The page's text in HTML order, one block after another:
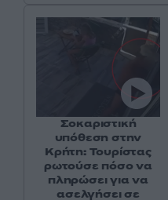
Σοκαριστική
υπόθεση στην
Κρήτη: Τουρίστας
ρωτούσε πόσο να
πληρώσει για να
ασελγήσει σε